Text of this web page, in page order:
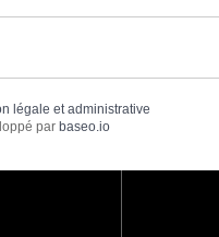
légale et administrative
par baseo.io